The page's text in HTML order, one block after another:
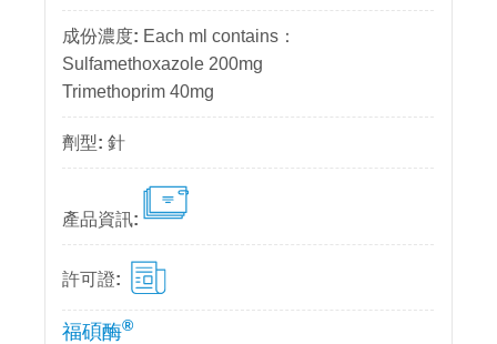
Each ml contains：
Sulfamethoxazole 200mg
Trimethoprim 40mg
針
福碩酶®